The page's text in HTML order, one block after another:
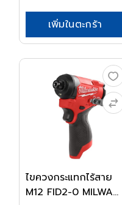
เพิ่มในตะกร้า
ไขควงกระแทกไร้สาย
M12 FID2-0 MILWA...